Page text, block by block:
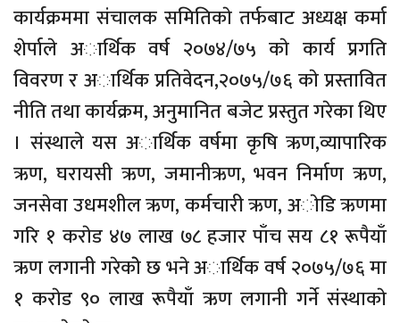
कार्यक्रममा संचालक समितिकाे तर्फबाट अध्यक्ष कर्मा
शेर्पाले अार्थिक वर्ष २०७४/७५ काे कार्य प्रगति
विवरण र अार्थिक प्रतिवेदन,२०७५/७६ काे प्रस्तावित
नीति तथा कार्यक्रम, अनुमानित बजेट प्रस्तुत गरेका थिए
। संस्थाले यस अार्थिक वर्षमा कृषि ऋण,व्यापारिक
ऋण, घरायसी ऋण, जमानीऋण, भवन निर्माण ऋण,
जनसेवा उधमशील ऋण, कर्मचारी ऋण, अाेडि ऋणमा
गरि १ कराेड ४७ लाख ७८ हजार पाँच सय ८१ रूपैयाँ
ऋण लगानी गरेकाेे छ भने अार्थिक वर्ष २०७५/७६ मा
१ कराेड ९० लाख रूपैयाँ ऋण लगानी गर्ने संस्थाकाे